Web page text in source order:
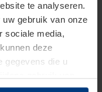
te analyseren.
gebruik van onze
sociale media,
deze
gegevens die u